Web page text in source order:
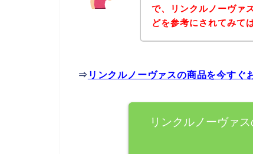
で、リンクルノーヴァ
どを参考にされてみて
⇒ リンクルノーヴァスの商品を今すぐ
リンクルノーヴァ